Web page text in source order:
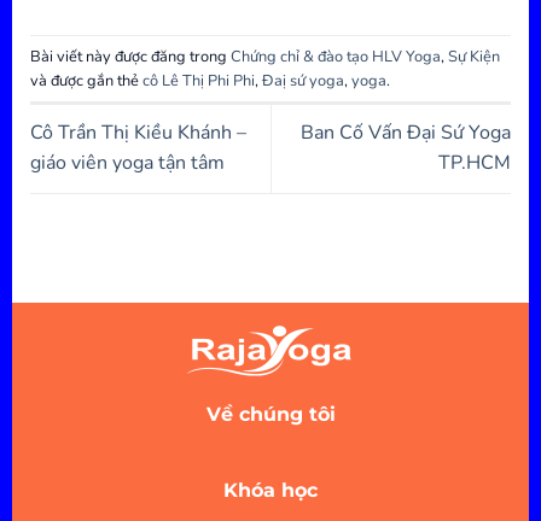
Bài viết này được đăng trong Chứng chỉ & đào tạo HLV Yoga,Sự Kiện
và được gắn thẻcô Lê Thị Phi Phi,Đaị sứ yoga,yoga.
Cô Trần Thị Kiều Khánh –
giáo viên yoga tận tâm
Ban Cố Vấn Đại Sứ Yoga
TP.HCM
Về chúng tôi
Khóa học